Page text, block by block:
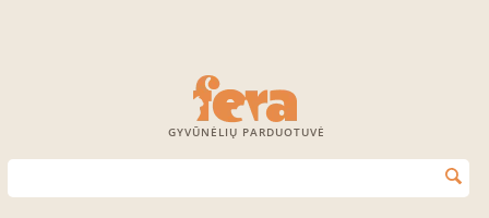
GYVŪNĖLIŲ PARDUOTUVĖ